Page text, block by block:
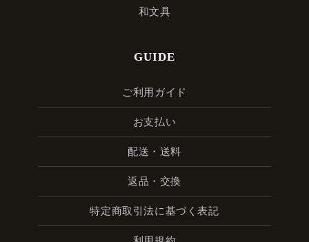
和文具
GUIDE
ご利用ガイド
お支払い
配送・送料
返品・交換
特定商取引法に基づく表記